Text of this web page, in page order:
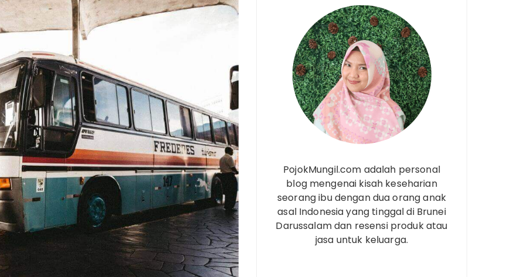
PojokMungil.com adalah personal
blog mengenai kisah keseharian
seorang ibu dengan dua orang anak
asal Indonesia yang tinggal di Brunei
Darussalam dan resensi produk atau
jasa untuk keluarga.